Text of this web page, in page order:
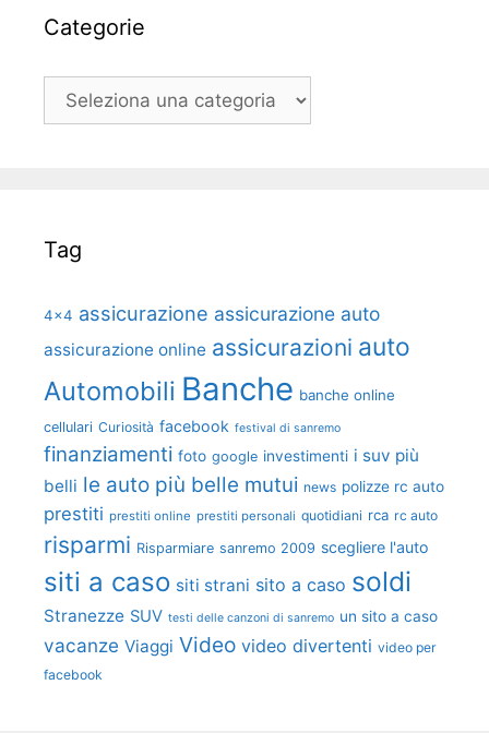
Categorie
Categorie
Tag
4x4 assicurazione assicurazione auto
assicurazione online assicurazioni auto
Automobili Banche banche online
cellulari Curiosità facebook festival di sanremo
finanziamenti foto google investimenti i suv più
belli le auto più belle mutui news polizze rc auto
prestiti prestiti online prestiti personali quotidiani rca rc auto
risparmi Risparmiare sanremo 2009 scegliere l'auto
siti a caso siti strani sito a caso soldi
Stranezze SUV testi delle canzoni di sanremo un sito a caso
vacanze Viaggi Video video divertenti video per
facebook